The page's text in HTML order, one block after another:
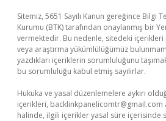
Sitemiz, 5651 Sayılı Kanun gereğince Bilgi
Kurumu (BTK) tarafından onaylanmış bir
vermektedir. Bu nedenle, sitedeki
veya araştırma yükümlülüğümüz
yazdıkları içeriklerin sorumluluğunu
bu sorumluluğu kabul etmiş sayılırlar.
Hukuka ve yasal düzenlemelere aykırı
içerikleri, backlinkpanelicomtr@gmail.com
halinde, ilgili içerikler yasal süre içerisinde